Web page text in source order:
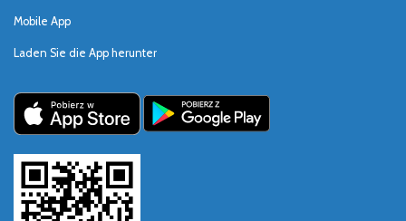
Mobile App
Laden Sie die App herunter